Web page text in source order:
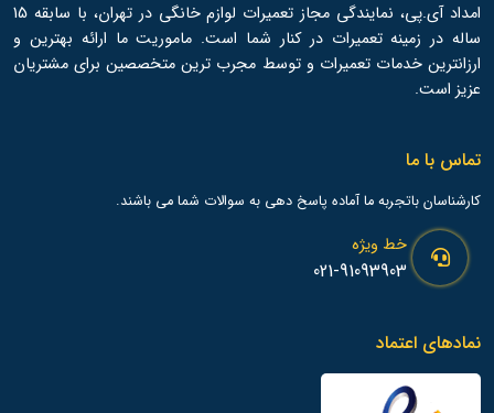
امداد آی.پی، نمایندگی مجاز تعمیرات لوازم خانگی در تهران، با سابقه 15
ساله در زمینه تعمیرات در کنار شما است. ماموریت ما ارائه بهترین و
ارزانترین خدمات تعمیرات و توسط مجرب ترین متخصصین برای مشتریان
عزیز است.
تماس با ما
کارشناسان باتجربه ما آماده پاسخ دهی به سوالات شما می باشند.
خط ویژه
021-91093903
نمادهای اعتماد